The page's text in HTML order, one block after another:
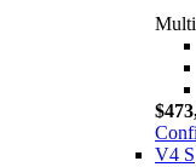
V4 S